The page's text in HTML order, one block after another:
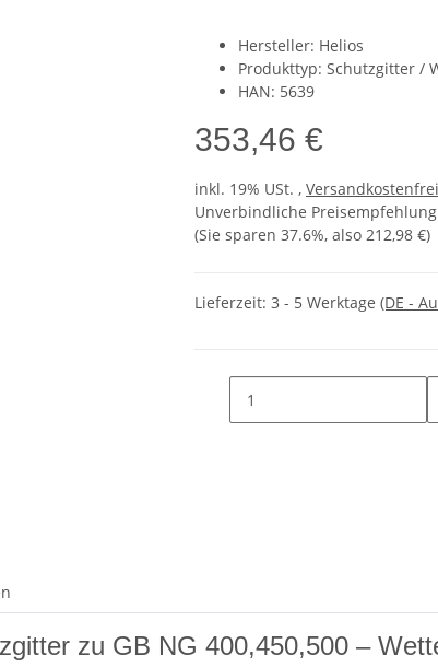
Hersteller: Helios
Produkttyp: Schutzgitter /
HAN: 5639
353,46 €
inkl. 19% USt. ,
Unverbindliche
(Sie sparen 37.6%, also 212,98 €)
Lieferzeit: 3 - 5 Werktage (DE -
zu GB NG 400,450,500 –